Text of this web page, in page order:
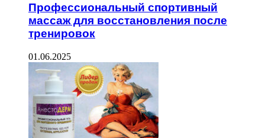
Профессиональный спортивный
массаж для восстановления после
тренировок
01.06.2025